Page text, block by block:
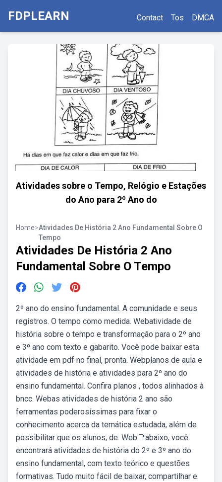
FDPLEARN Contact Tos DMCA
Atividades sobre o Tempo, Relógio e Estações
do Ano para 2º Ano do
Home>Atividades De História 2 Ano Fundamental Sobre O
Tempo
Atividades De História 2 Ano
Fundamental Sobre O Tempo
2º ano do ensino fundamental. A comunidade e seus
registros. O tempo como medida. Webatividade de
história sobre o tempo e transformação para o 2º ano
e 3º ano com texto e gabarito. Você pode baixar esta
atividade em pdf no final, pronta. Webplanos de aula e
atividades de história e atividades para 2º ano do
ensino fundamental. Confira planos , todos alinhados à
bncc. Webas atividades de história 2 ano são
ferramentas poderosíssimas para fixar o
conhecimento acerca da temática estudada, além de
possibilitar que os alunos, de. Web📑abaixo, você
encontrará atividades de história do 2º e 3º ano do
ensino fundamental, com texto teórico e questões
formativas. Tudo muito fácil de baixar, compartilhar e.